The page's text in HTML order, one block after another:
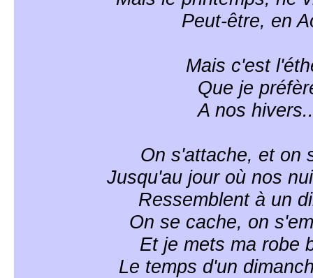
Peut-être, en
Mais c'est
Que je
A nos
On s'attache, et on
Jusqu'au jour où nos
Ressemblent à un
On se cache, on
Et je mets ma robe
Le temps d'un